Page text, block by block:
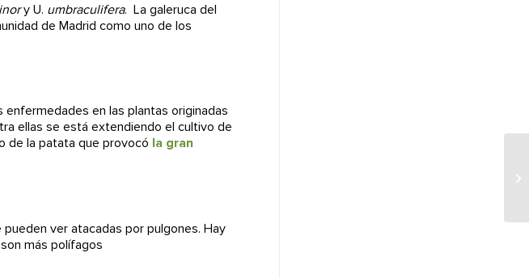
y U. umbraculifera. La galeruca del
de Madrid como uno de los
en las plantas originadas
ellas se está extendiendo el cultivo de
de la patata que provocó la gran
ver atacadas por pulgones. Hay
más polífagos